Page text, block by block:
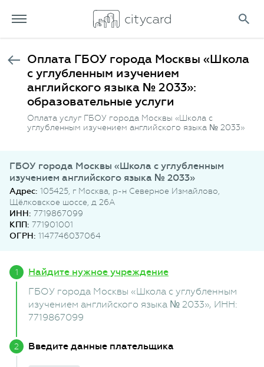
Оплата ГБОУ города Москвы «Школа
с углубленным изучением
английского языка № 2033»:
образовательные услуги
Оплата услуг ГБОУ города Москвы «Школа с
углубленным изучением английского языка № 2033»
ГБОУ города Москвы «Школа с углубленным
изучением английского языка № 2033»
Адрес: 105425, г Москва, р-н Северное Измайлово,
Щёлковское шоссе, д 26А
ИНН: 7719867099
КПП: 771901001
ОГРН: 1147746037064
Найдите нужное учреждение
ГБОУ города Москвы «Школа с углубленным
изучением английского языка № 2033», ИНН:
7719867099
Введите данные плательщика